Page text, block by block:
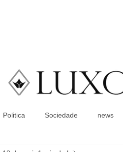
Politica Sociedade news